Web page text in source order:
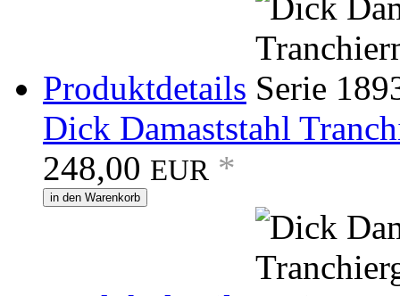
Produktdetails
Dick Damaststahl
248,00 EUR *
in den Warenkorb